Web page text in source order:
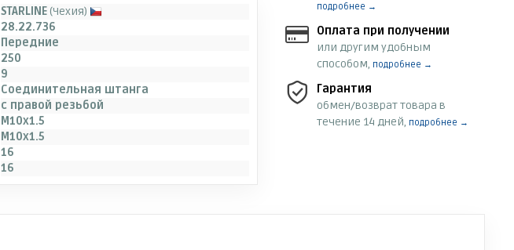
STARLINE (Чехия)
28.22.736
Передние
250
9
Соединительная штанга
с правой резьбой
M10x1.5
M10x1.5
16
16
подробнее →
Оплата при получении
или другим удобным
способом, подробнее →
Гарантия
обмен/возврат товара в
течение 14 дней, подробнее →